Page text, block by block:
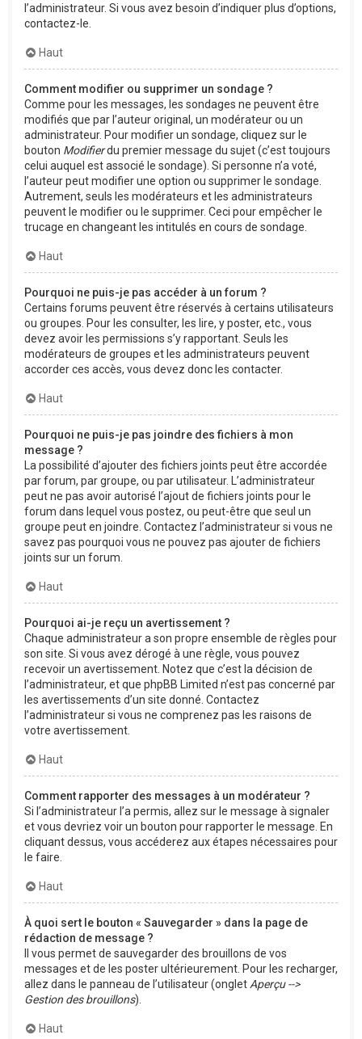
l’administrateur. Si vous avez besoin d’indiquer plus d’options,
contactez-le.
Haut
Comment modifier ou supprimer un sondage ?
Comme pour les messages, les sondages ne peuvent être
modifiés que par l’auteur original, un modérateur ou un
administrateur. Pour modifier un sondage, cliquez sur le
bouton Modifierdu premier message du sujet (c’est toujours
celui auquel est associé le sondage). Si personne n’a voté,
l’auteur peut modifier une option ou supprimer le sondage.
Autrement, seuls les modérateurs et les administrateurs
peuvent le modifier ou le supprimer. Ceci pour empêcher le
trucage en changeant les intitulés en cours de sondage.
Haut
Pourquoi ne puis-je pas accéder à un forum ?
Certains forums peuvent être réservés à certains utilisateurs
ou groupes. Pour les consulter, les lire, y poster, etc., vous
devez avoir les permissions s’y rapportant. Seuls les
modérateurs de groupes et les administrateurs peuvent
accorder ces accès, vous devez donc les contacter.
Haut
Pourquoi ne puis-je pas joindre des fichiers à mon
message ?
La possibilité d’ajouter des fichiers joints peut être accordée
par forum, par groupe, ou par utilisateur. L’administrateur
peut ne pas avoir autorisé l’ajout de fichiers joints pour le
forum dans lequel vous postez, ou peut-être que seul un
groupe peut en joindre. Contactez l’administrateur si vous ne
savez pas pourquoi vous ne pouvez pas ajouter de fichiers
joints sur un forum.
Haut
Pourquoi ai-je reçu un avertissement ?
Chaque administrateur a son propre ensemble de règles pour
son site. Si vous avez dérogé à une règle, vous pouvez
recevoir un avertissement. Notez que c’est la décision de
l’administrateur, et que phpBB Limited n’est pas concerné par
les avertissements d’un site donné. Contactez
l’administrateur si vous ne comprenez pas les raisons de
votre avertissement.
Haut
Comment rapporter des messages à un modérateur ?
Si l’administrateur l’a permis, allez sur le message à signaler
et vous devriez voir un bouton pour rapporter le message. En
cliquant dessus, vous accéderez aux étapes nécessaires pour
le faire.
Haut
À quoi sert le bouton « Sauvegarder » dans la page de
rédaction de message ?
Il vous permet de sauvegarder des brouillons de vos
messages et de les poster ultérieurement. Pour les recharger,
allez dans le panneau de l’utilisateur (onglet Aperçu -->
Gestion des brouillons).
Haut